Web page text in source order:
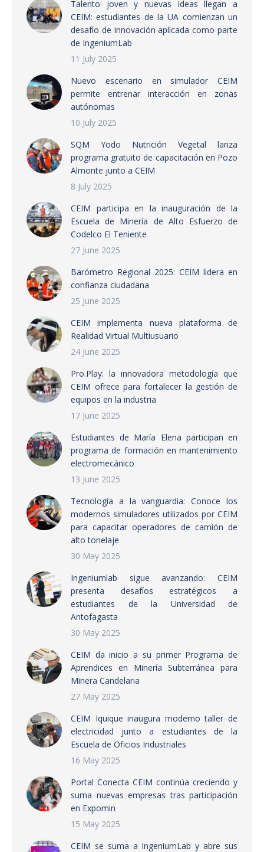
Talento joven y nuevas ideas llegan a
CEIM: estudiantes de la UA comienzan un
desafío de innovación aplicada como parte
de IngeniumLab
11 July 2025
Nuevo escenario en simulador CEIM
permite entrenar interacción en zonas
autónomas
10 July 2025
SQM Yodo Nutrición Vegetal lanza
programa gratuito de capacitación en Pozo
Almonte junto a CEIM
8 July 2025
CEIM participa en la inauguración de la
Escuela de Minería de Alto Esfuerzo de
Codelco El Teniente
27 June 2025
Barómetro Regional 2025: CEIM lidera en
confianza ciudadana
25 June 2025
CEIM implementa nueva plataforma de
Realidad Virtual Multiusuario
24 June 2025
Pro.Play: la innovadora metodología que
CEIM ofrece para fortalecer la gestión de
equipos en la industria
17 June 2025
Estudiantes de María Elena participan en
programa de formación en mantenimiento
electromecánico
13 June 2025
Tecnología a la vanguardia: Conoce los
modernos simuladores utilizados por CEIM
para capacitar operadores de camión de
alto tonelaje
30 May 2025
Ingeniumlab sigue avanzando: CEIM
presenta desafíos estratégicos a
estudiantes de la Universidad de
Antofagasta
30 May 2025
CEIM da inicio a su primer Programa de
Aprendices en Minería Subterránea para
Minera Candelaria
27 May 2025
CEIM Iquique inaugura moderno taller de
electricidad junto a estudiantes de la
Escuela de Oficios Industriales
16 May 2025
Portal Conecta CEIM continúa creciendo y
suma nuevas empresas tras participación
en Expomin
15 May 2025
CEIM se suma a IngeniumLab y abre sus